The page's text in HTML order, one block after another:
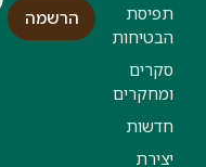
הרשמה